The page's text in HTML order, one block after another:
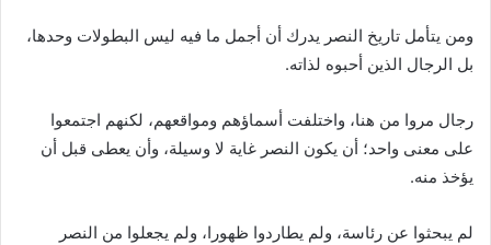
ومن يتأمل تاريخ النصر يدرك أن أجمل ما فيه ليس البطولات وحدها،
بل الرجال الذين أحبوه لذاته.
رجال مروا من هنا، واختلفت أسماؤهم ومواقعهم، لكنهم اجتمعوا
على معنى واحد؛ أن يكون النصر غاية لا وسيلة، وأن يعطى قبل أن
يؤخذ منه.
لم يبحثوا عن رئاسة، ولم يطاردوا ظهورا، ولم يجعلوا من النصر